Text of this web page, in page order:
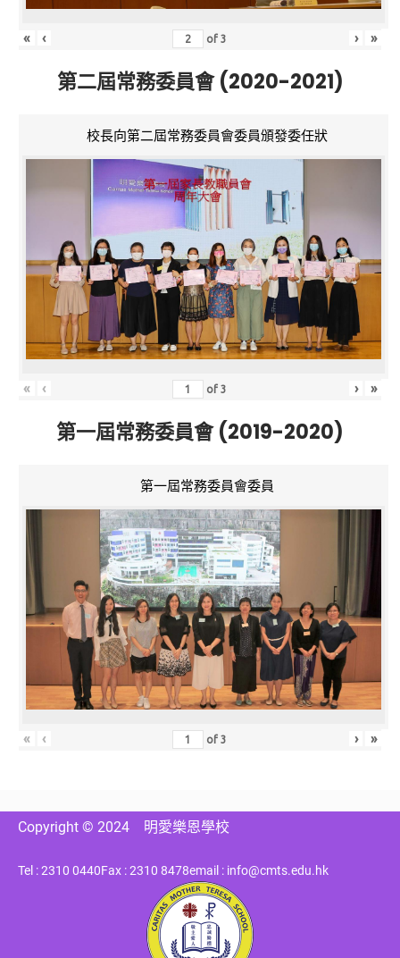
« ‹ of3 › »
第二屆常務委員會 (2020-2021)
校長向第二屆常務委員會委員頒發委任狀
« ‹ of3 › »
第一屆常務委員會 (2019-2020)
第一屆常務委員會委員
« ‹ of3 › »
Copyright © 2024 明愛樂恩學校
Tel : 2310 0440Fax : 2310 8478email : info@cmts.edu.hk